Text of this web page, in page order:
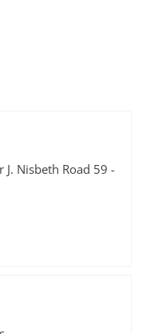
J. Nisbeth Road 59 -